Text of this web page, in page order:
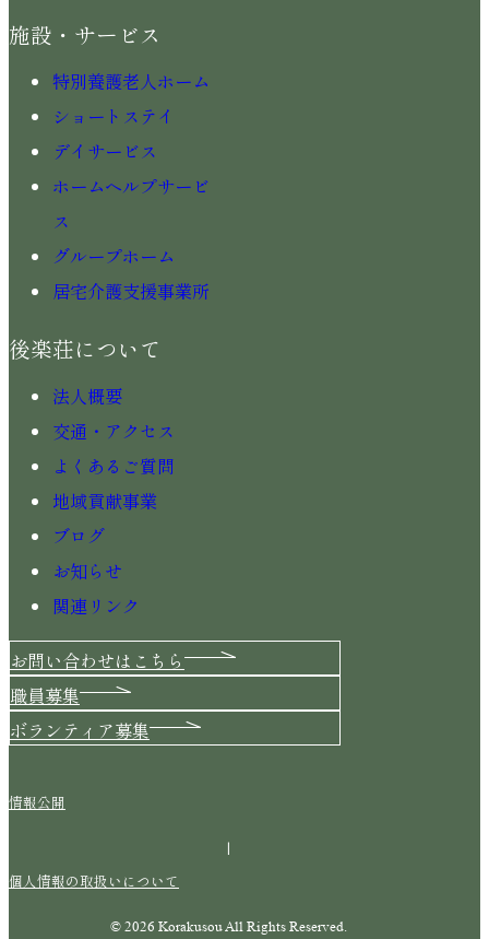
施設・サービス
特別養護老人ホーム
ショートステイ
デイサービス
ホームヘルプサービ
ス
グループホーム
居宅介護支援事業所
後楽荘について
法人概要
交通・アクセス
よくあるご質問
地域貢献事業
ブログ
お知らせ
関連リンク
お問い合わせはこちら
職員募集
ボランティア募集
情報公開
|
個人情報の取扱いについて
© 2026 Korakusou All Rights Reserved.